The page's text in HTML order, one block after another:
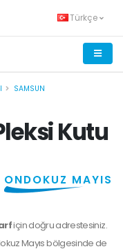
Türkçe
SAMSUN
Kutu
ONDOKUZ MAYIS
için doğru adrestesiniz.
Mayıs bölgesinde de